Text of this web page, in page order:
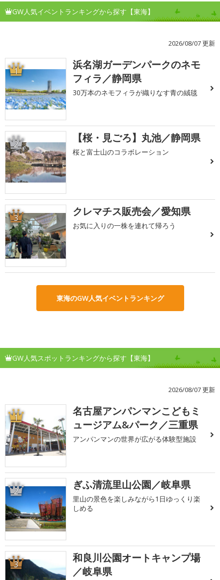
GW人気イベントランキングから探す【東海】
2026/08/07 更新
1
浜名湖ガーデンパークのネモ
フィラ／静岡県
30万本のネモフィラが織りなす青の絨毯
2 【桜・見ごろ】丸池／静岡県
桜と富士山のコラボレーション
3 クレマチス販売会／愛知県
お気に入りの一株を連れて帰ろう
東海のGW人気イベントランキング
GW人気スポットランキングから探す【東海】
2026/08/07 更新
1
名古屋アンパンマンこどもミ
ュージアム&パーク／三重県
アンパンマンの世界が広がる体験型施設
2 ぎふ清流里山公園／岐阜県
里山の景色を楽しみながら1日ゆっくり楽
しめる
3
和良川公園オートキャンプ場
／岐阜県